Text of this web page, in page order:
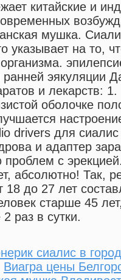
китайские и
мушка.
указывает на то,
эякуляции
и лекарств:
оболочке
drivers для
и адаптер
проблем с
абсолютно! Так,
18 до 27 лет
старше 45
раз в сутки.
сиалис в
Виагра цены